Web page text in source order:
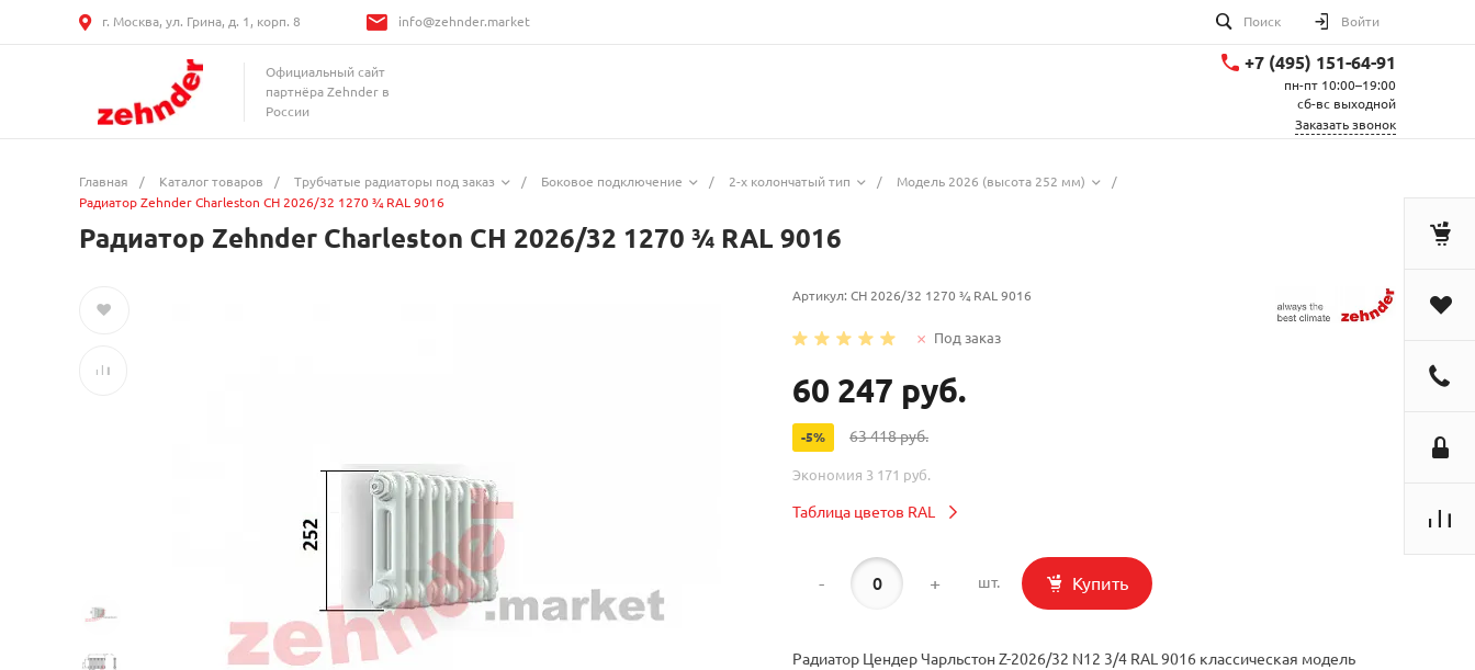
г. Москва, ул. Грина, д. 1, корп. 8 info@zehnder.market Поиск Войти
Официальный сайт
партнёра Zehnder в
России
+7 (495) 151-64-91
пн-пт 10:00–19:00
сб-вс выходной
Заказать звонок
Главная / Каталог товаров / Трубчатые радиаторы под заказ / Боковое подключение / 2-х колончатый тип / Модель 2026 (высота 252 мм)
/
Радиатор Zehnder Charleston CH 2026/32 1270 ¾ RAL 9016
Радиатор Zehnder Charleston CH 2026/32 1270 ¾ RAL 9016
Артикул: CH 2026/32 1270 ¾ RAL 9016
Под заказ
60 247 руб.
-5% 63 418 руб.
Экономия 3 171 руб.
Таблица цветов RAL
- + шт. Купить
Радиатор Цендер Чарльстон Z-2026/32 N12 3/4 RAL 9016 классическая модель